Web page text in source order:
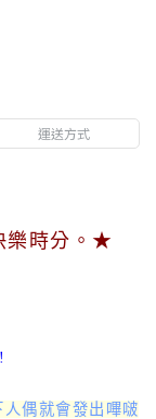
運送方式
樂時分。★
人偶就會發出嗶啵